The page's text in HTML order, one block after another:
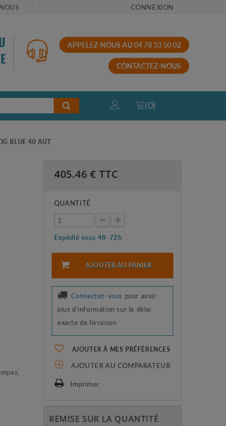
CONNEXION
APPELEZ-NOUS AU 04 78 33 50 02
CONTACTEZ-NOUS
(0)
BLUE 40 AUT
405.46 € TTC
QUANTITÉ
Expédié sous 48-72h
AJOUTER AU PANIER
Connectez-vous pour avoir
plus d'information sur le délai
exacte de livraison
AJOUTER À MES PRÉFÉRENCES
AJOUTER AU COMPARATEUR
Imprimer
REMISE SUR LA QUANTITÉ